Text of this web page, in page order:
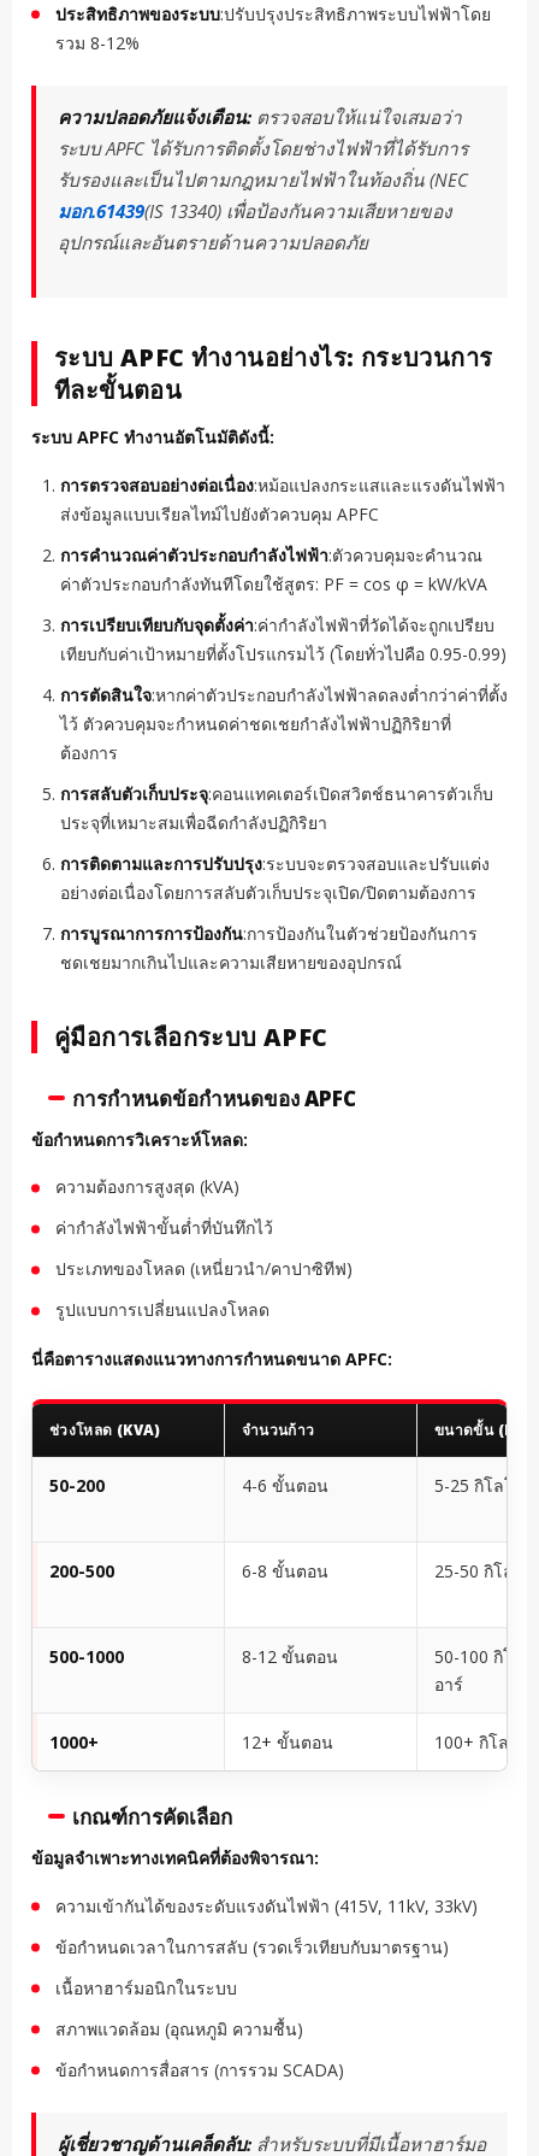
ประสิทธิภาพของระบบ:ปรับปรุงประสิทธิภาพระบบไฟฟ้าโดย
รวม 8-12%
ความปลอดภัยแจ้งเตือน: ตรวจสอบให้แน่ใจเสมอว่า
ระบบ APFC ได้รับการติดตั้งโดยช่างไฟฟ้าที่ได้รับการ
รับรองและเป็นไปตามกฎหมายไฟฟ้าในท้องถิ่น (NEC
มอก.61439(IS 13340) เพื่อป้องกันความเสียหายของ
อุปกรณ์และอันตรายด้านความปลอดภัย
ระบบ APFC ทำงานอย่างไร: กระบวนการ
ทีละขั้นตอน
ระบบ APFC ทำงานอัตโนมัติดังนี้:
การตรวจสอบอย่างต่อเนื่อง:หม้อแปลงกระแสและแรงดันไฟฟ้า
ส่งข้อมูลแบบเรียลไทม์ไปยังตัวควบคุม APFC
การคำนวณค่าตัวประกอบกำลังไฟฟ้า:ตัวควบคุมจะคำนวณ
ค่าตัวประกอบกำลังทันทีโดยใช้สูตร: PF = cos φ = kW/kVA
การเปรียบเทียบกับจุดตั้งค่า:ค่ากำลังไฟฟ้าที่วัดได้จะถูกเปรียบ
เทียบกับค่าเป้าหมายที่ตั้งโปรแกรมไว้ (โดยทั่วไปคือ 0.95-0.99)
การตัดสินใจ:หากค่าตัวประกอบกำลังไฟฟ้าลดลงต่ำกว่าค่าที่ตั้ง
ไว้ ตัวควบคุมจะกำหนดค่าชดเชยกำลังไฟฟ้าปฏิกิริยาที่
ต้องการ
การสลับตัวเก็บประจุ:คอนแทคเตอร์เปิดสวิตช์ธนาคารตัวเก็บ
ประจุที่เหมาะสมเพื่อฉีดกำลังปฏิกิริยา
การติดตามและการปรับปรุง:ระบบจะตรวจสอบและปรับแต่ง
อย่างต่อเนื่องโดยการสลับตัวเก็บประจุเปิด/ปิดตามต้องการ
การบูรณาการการป้องกัน:การป้องกันในตัวช่วยป้องกันการ
ชดเชยมากเกินไปและความเสียหายของอุปกรณ์
คู่มือการเลือกระบบ APFC
การกำหนดข้อกำหนดของ APFC
ข้อกำหนดการวิเคราะห์โหลด:
ความต้องการสูงสุด (kVA)
ค่ากำลังไฟฟ้าขั้นต่ำที่บันทึกไว้
ประเภทของโหลด (เหนี่ยวนำ/คาปาซิทีฟ)
รูปแบบการเปลี่ยนแปลงโหลด
นี่คือตารางแสดงแนวทางการกำหนดขนาด APFC:
ช่วงโหลด (KVA) จำนวนก้าว ขนาดขั้น
50-200 4-6 ขั้นตอน 5-25 กิโลโวล
200-500 6-8 ขั้นตอน 25-50 กิโลโ
500-1000 8-12 ขั้นตอน
50-100 กิโลโ
อาร์
1000+ 12+ ขั้นตอน 100+ กิโลโว
เกณฑ์การคัดเลือก
ข้อมูลจำเพาะทางเทคนิคที่ต้องพิจารณา:
ความเข้ากันได้ของระดับแรงดันไฟฟ้า (415V, 11kV, 33kV)
ข้อกำหนดเวลาในการสลับ (รวดเร็วเทียบกับมาตรฐาน)
เนื้อหาฮาร์มอนิกในระบบ
สภาพแวดล้อม (อุณหภูมิ ความชื้น)
ข้อกำหนดการสื่อสาร (การรวม SCADA)
ผู้เชี่ยวชาญด้านเคล็ดลับ: สำหรับระบบที่มีเนื้อหาฮาร์มอ